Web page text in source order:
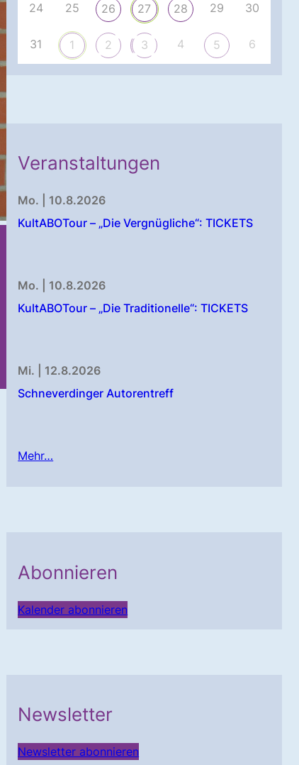
24 25 26 27 28 29 30
31 1 2 3 4 5 6
Veranstaltungen
Mo. | 10.8.2026
KultABOTour – „Die Vergnügliche“: TICKETS
Mo. | 10.8.2026
KultABOTour – „Die Traditionelle“: TICKETS
Mi. | 12.8.2026
Schneverdinger Autorentreff
Mehr…
Abonnieren
Kalender abonnieren
Newsletter
Newsletter abonnieren